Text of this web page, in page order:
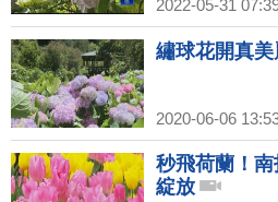
2022-05-31
繡球花開真
2020-06-06
秒飛荷蘭！
綻放